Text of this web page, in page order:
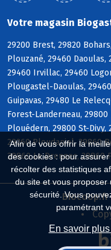
Afin de vous offrir la
des cookies : pour
récolter des statistiques
du site et vous proposer
sécurité. Vous
paramétrant
En savoir
Votre magasin
29200 Brest, 29820
Plouzané, 29460 Daoulas,
29460 Irvillac, 29460
Plougastel-Daoulas,
Guipavas, 29480 Le
Forest-Landerneau,
Plouédern, 29800 St-Divy,
29260 Ploudaniel, 29860
29860 Le Drennec, 29860
Biocoop.fr